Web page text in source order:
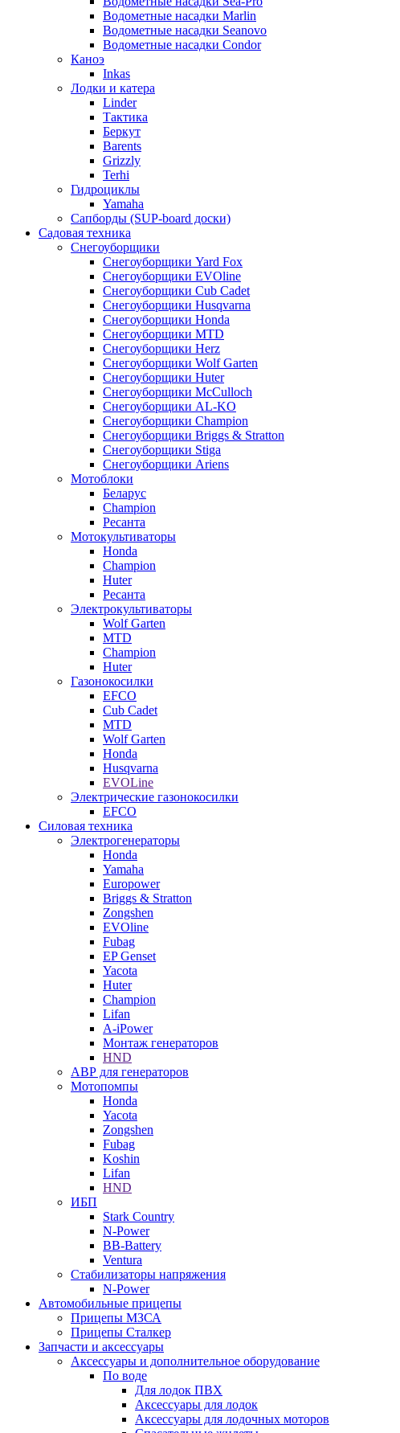
Водометные насадки Marlin
Водометные насадки Seanovo
Водометные насадки Condor
Каноэ
Inkas
Лодки и катера
Linder
Тактика
Беркут
Barents
Grizzly
Terhi
Гидроциклы
Yamaha
Сапборды (SUP-board доски)
Садовая техника
Снегоуборщики
Снегоуборщики Yard Fox
Снегоуборщики EVOline
Снегоуборщики Cub Cadet
Снегоуборщики Husqvarna
Снегоуборщики Honda
Снегоуборщики MTD
Снегоуборщики Herz
Снегоуборщики Wolf Garten
Снегоуборщики Huter
Снегоуборщики McCulloch
Снегоуборщики AL-KO
Снегоуборщики Champion
Снегоуборщики Briggs & Stratton
Снегоуборщики Stiga
Снегоуборщики Ariens
Мотоблоки
Беларус
Champion
Ресанта
Мотокультиваторы
Honda
Champion
Huter
Ресанта
Электрокультиваторы
Wolf Garten
MTD
Champion
Huter
Газонокосилки
EFCO
Cub Cadet
MTD
Wolf Garten
Honda
Husqvarna
EVOLine
Электрические газонокосилки
EFCO
Силовая техника
Электрогенераторы
Honda
Yamaha
Europower
Briggs & Stratton
Zongshen
EVOline
Fubag
EP Genset
Yacota
Huter
Champion
Lifan
A-iPower
Монтаж генераторов
HND
АВР для генераторов
Мотопомпы
Honda
Yacota
Zongshen
Fubag
Koshin
Lifan
HND
ИБП
Stark Country
N-Power
BB-Battery
Ventura
Стабилизаторы напряжения
N-Power
Автомобильные прицепы
Прицепы МЗСА
Прицепы Сталкер
Запчасти и аксессуары
Аксессуары и дополнительное оборудование
По воде
Для лодок ПВХ
Аксессуары для лодок
Аксессуары для лодочных моторов